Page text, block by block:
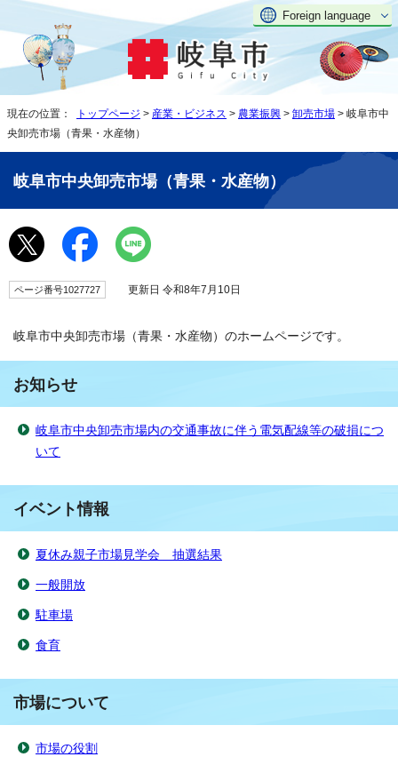
Foreign language
現在の位置： トップページ > 産業・ビジネス > 農業振興 > 卸売市場 > 岐阜市中
央卸売市場（青果・水産物）
岐阜市中央卸売市場（青果・水産物）
ページ番号1027727 更新日 令和8年7月10日
岐阜市中央卸売市場（青果・水産物）のホームページです。
お知らせ
岐阜市中央卸売市場内の交通事故に伴う電気配線等の破損につ
いて
イベント情報
夏休み親子市場見学会 抽選結果
一般開放
駐車場
食育
市場について
市場の役割